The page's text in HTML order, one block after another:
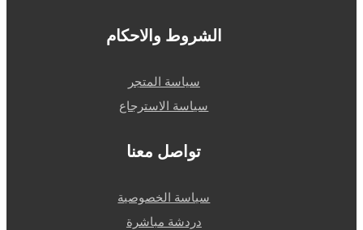
الشروط والاحكام
سياسة المتجر
سياسة الاسترجاع
تواصل معنا
سياسة الخصوصية
دردشة مباشرة